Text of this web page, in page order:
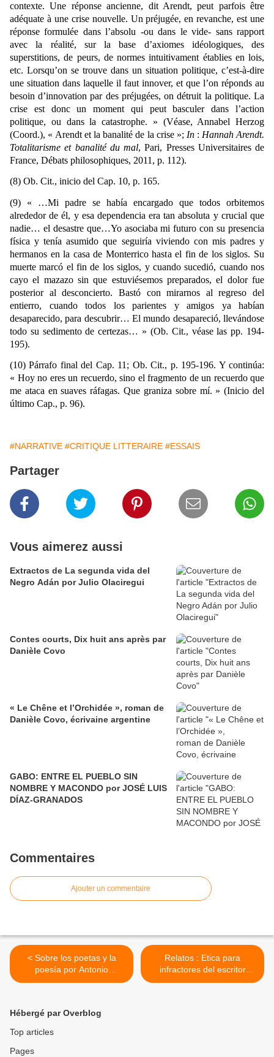
contexte. Une réponse ancienne, dit Arendt, peut parfois être
adéquate à une crise nouvelle. Un préjugée, en revanche, est une
réponse formulée dans l’absolu -ou dans le vide- sans rapport
avec la réalité, sur la base d’axiomes idéologiques, des
superstitions, de peurs, de normes intuitivament établies en lois,
etc. Lorsqu’on se trouve dans un situation politique, c’est-à-dire
une situation dans laquelle il faut innover, et que l’on réponds au
besoin d’innovation par des préjugées, on détruit la politique. La
crise est donc un moment qui peut basculer dans l’action
politique, ou dans la catastrophe. » (Véase, Annabel Herzog
(Coord.), « Arendt et la banalité de la crise »; In : Hannah Arendt.
Totalitarisme et banalité du mal, Pari, Presses Universitaires de
France, Débats philosophiques, 2011, p. 112).
(8) Ob. Cit., inicio del Cap. 10, p. 165.
(9) « …Mi padre se había encargado que todos orbitemos
alrededor de él, y esa dependencia era tan absoluta y crucial que
nadie… el desastre que…Yo asociaba mi futuro con su presencia
física y tenía asumido que seguiría viviendo con mis padres y
hermanos en la casa de Monterrico hasta el fin de los siglos. Su
muerte marcó el fin de los siglos, y cuando sucedió, cuando nos
cayo el mazazo sin que estuviésemos preparados, el dolor fue
posterior al desconcierto. Bastó con mirarnos al regreso del
entierro, cuando todos los parientes y amigos ya habían
desaparecido, para descubrir… El mundo desapareció, llevándose
todo su sedimento de certezas… » (Ob. Cit., véase las pp. 194-
195).
(10) Párrafo final del Cap. 11; Ob. Cit., p. 195-196. Y continúa:
« Hoy no eres un recuerdo, sino el fragmento de un recuerdo que
me ataca en suaves ráfagas.Que graniza sobre mí. » (Inicio del
último Cap., p. 96).
#NARRATIVE #CRITIQUE LITTERAIRE #ESSAIS
Partager
Vous aimerez aussi
Extractos de La segunda vida del
Negro Adán por Julio Olaciregui
Contes courts, Dix huit ans après par
Danièle Covo
​​​​​​​« Le Chêne et l’Orchidée », roman de
Danièle Covo, écrivaine argentine
GABO: ENTRE EL PUEBLO SIN
NOMBRE Y MACONDO por JOSÉ LUIS
DÍAZ-GRANADOS
Commentaires
Ajouter un commentaire
< Sobre los poetas y la
poesía por Antonio
Acevedo Linares
Relatos : Etica para
infractores del escritor
colombiano Camilo Bogoya
Hébergé par Overblog
Top articles
Pages